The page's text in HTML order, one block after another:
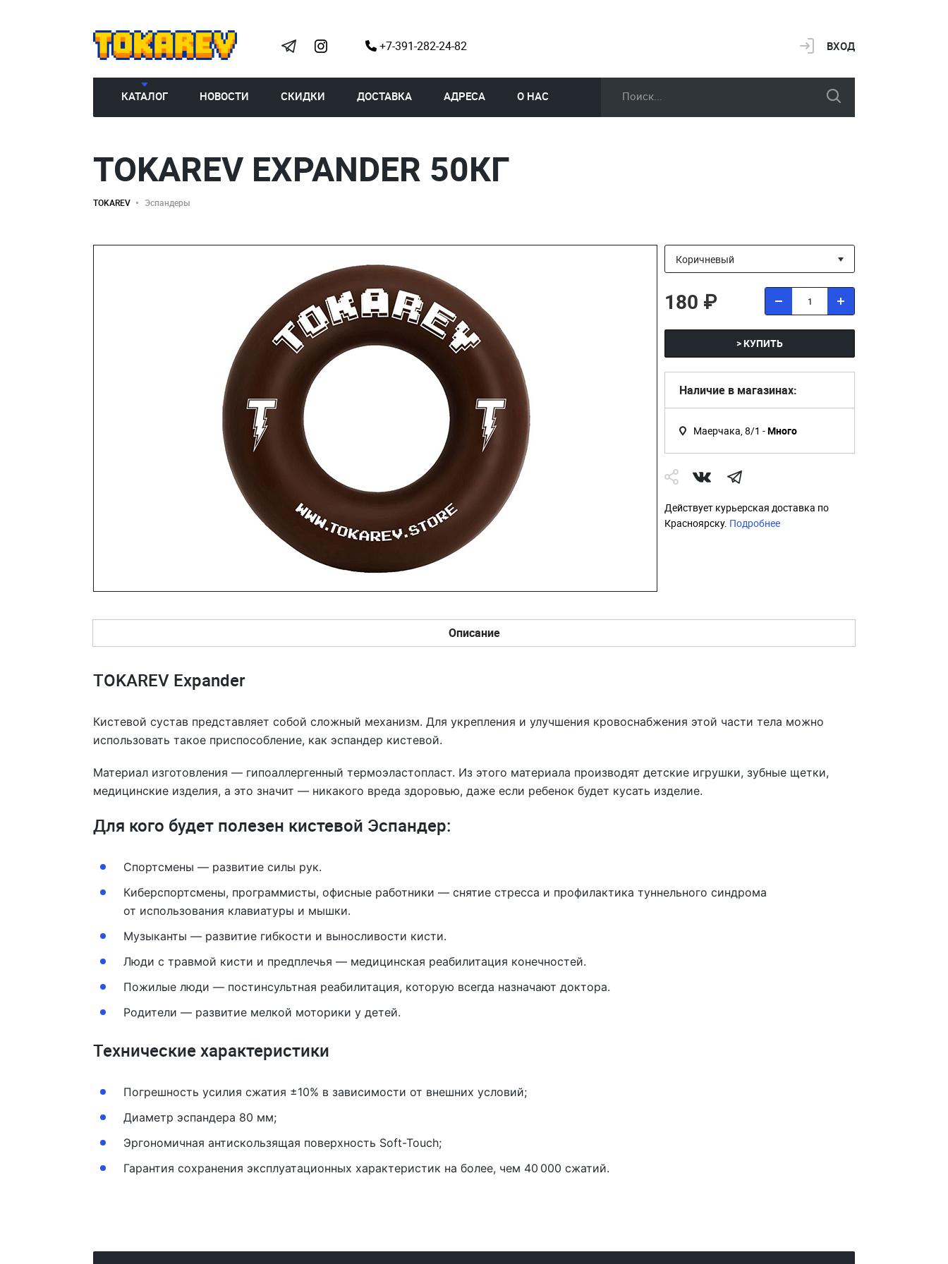
+7-391-282-24-82 ВХОД
КАТАЛОГ НОВОСТИ СКИДКИ ДОСТАВКА АДРЕСА О НАС
TOKAREV EXPANDER 50КГ
TOKAREV Эспандеры
180 ₽
> КУПИТЬ
Наличие в магазинах:
Маерчака, 8/1 -Много
Действует курьерская доставка по
Красноярску. Подробнее
Описание
TOKAREV Expander
Кистевой сустав представляет собой сложный механизм. Для укрепления и улучшения кровоснабжения этой части тела можно
использовать такое приспособление, как эспандер кистевой.
Материал изготовления — гипоаллергенный термоэластопласт. Из этого материала производят детские игрушки, зубные щетки,
медицинские изделия, а это значит — никакого вреда здоровью, даже если ребенок будет кусать изделие.
Для кого будет полезен кистевой Эспандер:
Спортсмены — развитие силы рук.
Киберспортсмены, программисты, офисные работники — снятие стресса и профилактика туннельного синдрома
от использования клавиатуры и мышки.
Музыканты — развитие гибкости и выносливости кисти.
Люди с травмой кисти и предплечья — медицинская реабилитация конечностей.
Пожилые люди — постинсультная реабилитация, которую всегда назначают доктора.
Родители — развитие мелкой моторики у детей.
Технические характеристики
Погрешность усилия сжатия ±10% в зависимости от внешних условий;
Диаметр эспандера 80 мм;
Эргономичная антискользящая поверхность Soft-Touch;
Гарантия сохранения эксплуатационных характеристик на более, чем 40 000 сжатий.